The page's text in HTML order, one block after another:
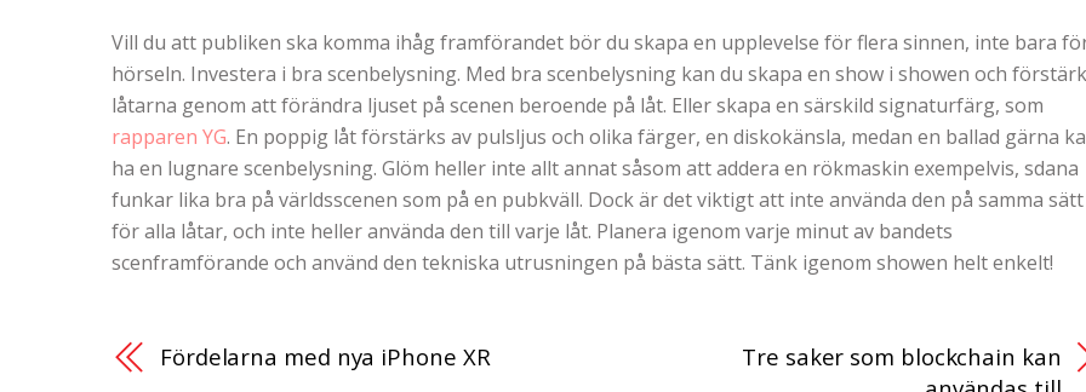
Vill du att publiken ska komma ihåg framförandet bör du skapa en upplevelse för flera sinnen, inte bara
hörseln. Investera i bra scenbelysning. Med bra scenbelysning kan du skapa en show i showen och
låtarna genom att förändra ljuset på scenen beroende på låt. Eller skapa en särskild signaturfärg, som
rapparen YG. En poppig låt förstärks av pulsljus och olika färger, en diskokänsla, medan en ballad gärna
ha en lugnare scenbelysning. Glöm heller inte allt annat såsom att addera en rökmaskin exempelvis, sdana
funkar lika bra på världsscenen som på en pubkväll. Dock är det viktigt att inte använda den på samma sätt
för alla låtar, och inte heller använda den till varje låt. Planera igenom varje minut av bandets
scenframförande och använd den tekniska utrusningen på bästa sätt. Tänk igenom showen helt enkelt!
Fördelarna med nya iPhone XR
Tre saker som blockchain kan